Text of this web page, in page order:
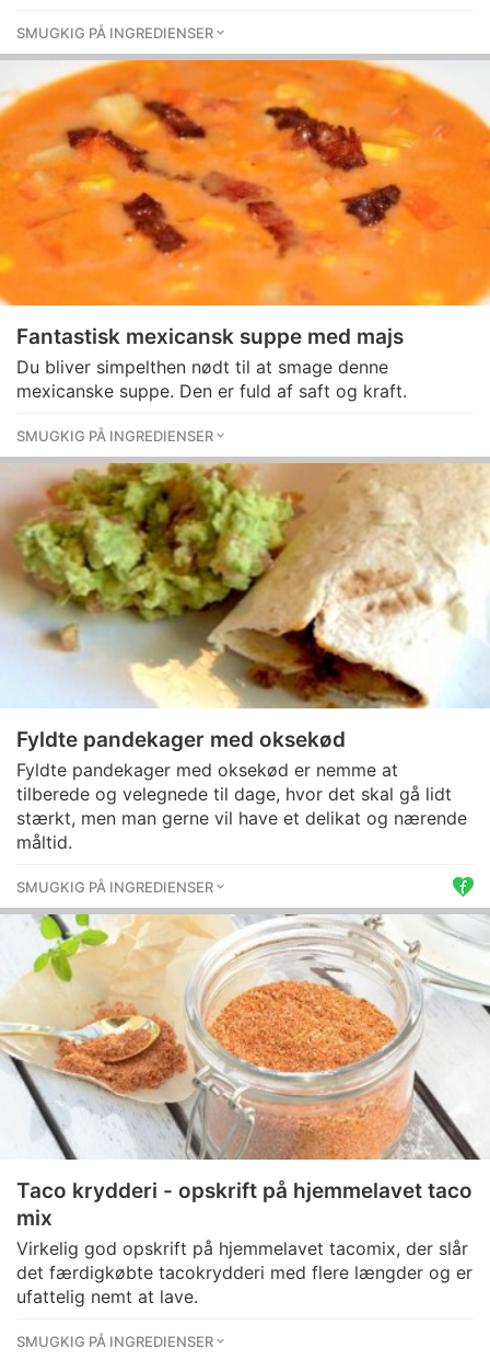
SMUGKIG PÅ INGREDIENSER
Fantastisk mexicansk suppe med majs
Du bliver simpelthen nødt til at smage denne
mexicanske suppe. Den er fuld af saft og kraft.
SMUGKIG PÅ INGREDIENSER
Fyldte pandekager med oksekød
Fyldte pandekager med oksekød er nemme at
tilberede og velegnede til dage, hvor det skal gå lidt
stærkt, men man gerne vil have et delikat og nærende
måltid.
SMUGKIG PÅ INGREDIENSER
Taco krydderi - opskrift på hjemmelavet taco
mix
Virkelig god opskrift på hjemmelavet tacomix, der slår
det færdigkøbte tacokrydderi med flere længder og er
ufattelig nemt at lave.
SMUGKIG PÅ INGREDIENSER